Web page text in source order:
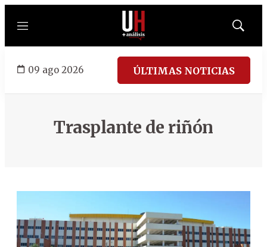
Menú
Mostrar
09 ago 2026 ÚLTIMAS NOTICIAS
Trasplante de riñón